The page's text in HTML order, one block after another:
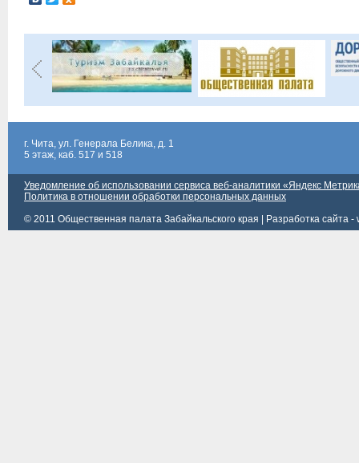
г. Чита, ул. Генерала Белика, д. 1
5 этаж, каб. 517 и 518
Уведомление об использовании сервиса веб-аналитики «Яндекс
Политика в отношении обработки персональных данных
© 2011 Общественная палата Забайкальского края |
Разработка сайта -